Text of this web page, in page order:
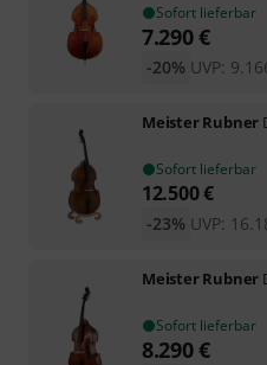
Sofort lieferbar
7.290€
UVP:
-20%
Meister Rubner
Sofort lieferbar
12.500€
UVP:
-23%
Meister Rubner
Sofort lieferbar
8.290€